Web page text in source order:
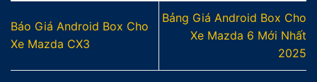
Báo Giá Android Box Cho
Xe Mazda CX3
Bảng Giá Android Box Cho
Xe Mazda 6 Mới Nhất
2025